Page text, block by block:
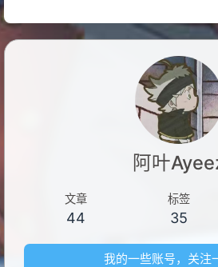
阿叶
文章
44
标签
35
我的一些账号，关